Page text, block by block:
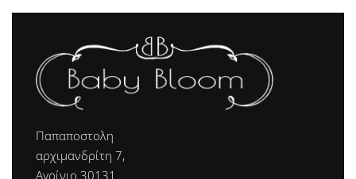
Παπαποστολη
αρχιμανδρίτη 7,
Αγρίνιο 30131